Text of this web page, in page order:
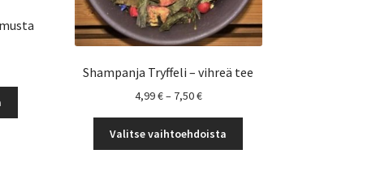
Shampanja Tryffeli – vihreä tee
4,99€– 7,50€Hintaluokka:
-
7,50 €
Valitse vaihtoehdoista